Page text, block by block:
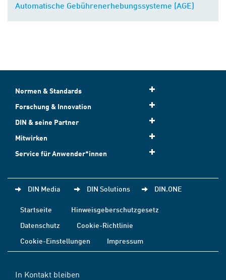
Automatische Gebührenerhebungssysteme (AGE)
Normen & Standards
Forschung & Innovation
DIN & seine Partner
Mitwirken
Service für Anwender*innen
DIN Media DIN Solutions DIN.ONE
Startseite
Hinweisgeberschutzgesetz
Datenschutz
Cookie-Richtlinie
Cookie-Einstellungen
Impressum
In Kontakt bleiben